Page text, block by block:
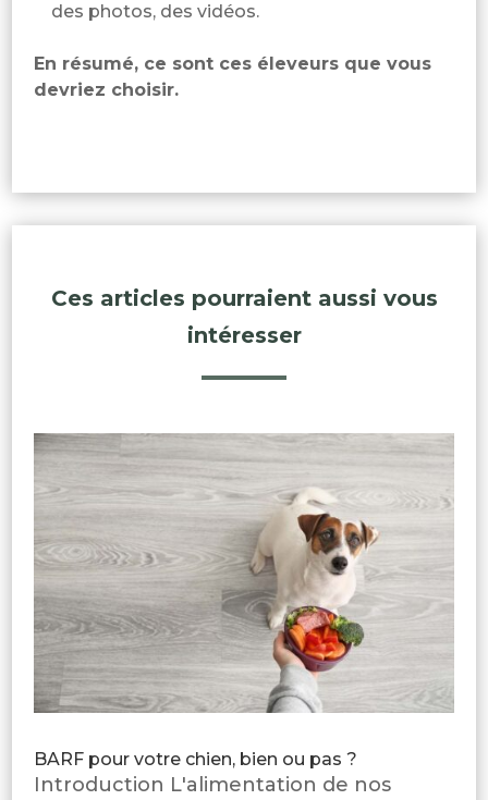
des photos, des vidéos.
En résumé, ce sont ces éleveurs que vous
devriez choisir.
Ces articles pourraient aussi vous
intéresser
BARF pour votre chien, bien ou pas ?
Introduction L'alimentation de nos